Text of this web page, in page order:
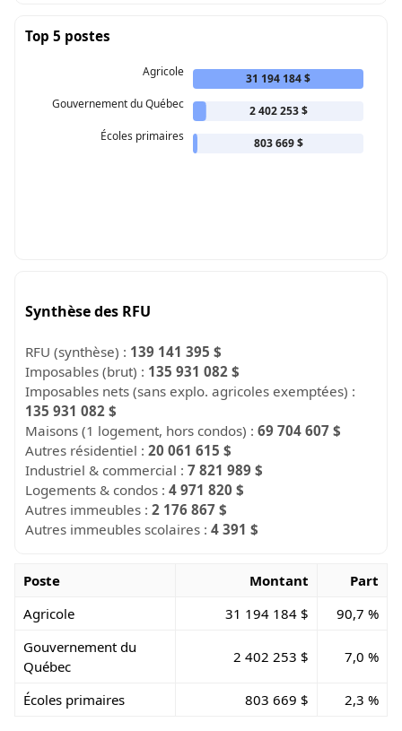
Top 5 postes
Agricole
31 194 184 $
Gouvernement du Québec
2 402 253 $
Écoles primaires
803 669 $
Synthèse des RFU
RFU (synthèse) : 139 141 395 $
Imposables (brut) : 135 931 082 $
Imposables nets (sans explo. agricoles exemptées) :
135 931 082 $
Maisons (1 logement, hors condos) :69 704 607 $
Autres résidentiel :20 061 615 $
Industriel & commercial :7 821 989 $
Logements & condos :4 971 820 $
Autres immeubles :2 176 867 $
Autres immeubles scolaires :4 391 $
Poste Montant
Part
Agricole
31 194 184 $
90,7 %
Gouvernement du
Québec
2 402 253 $ 7,0 %
Écoles primaires 803 669 $ 2,3 %